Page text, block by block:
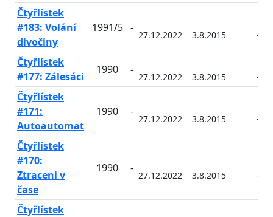
Čtyřlístek
#183: Volání
divočiny
1991/5 -
27.12.2022 3.8.2015 -
Čtyřlístek
#177: Zálesáci
1990 -
27.12.2022 3.8.2015 -
Čtyřlístek
#171:
Autoautomat
1990 -
27.12.2022 3.8.2015 -
Čtyřlístek
#170:
Ztraceni v
čase
1990 -
27.12.2022 3.8.2015 -
Čtyřlístek